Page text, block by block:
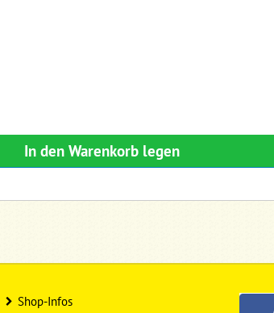
In den Warenkorb legen
Shop-Infos